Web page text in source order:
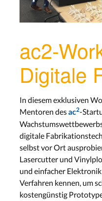
ac2-
Digitale
In diesem exklusiven
Mentoren desac2-
digitale
selbst vor Ort
Lasercutter und
und einfacher
Verfahren kennen, um
kostengünstig